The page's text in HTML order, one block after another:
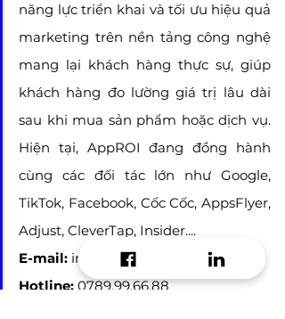
năng lực triển khai và tối ưu hiệu quả
marketing trên nền tảng công nghệ
mang lại khách hàng thực sự, giúp
khách hàng đo lường giá trị lâu dài
sau khi mua sản phẩm hoặc dịch vụ.
Hiện tại, AppROI đang đồng hành
cùng các đối tác lớn như Google,
TikTok, Facebook, Cốc Cốc, AppsFlyer,
Adjust, CleverTap, Insider....
E-mail: info@approi.co
Hotline: 0789.99.66.88